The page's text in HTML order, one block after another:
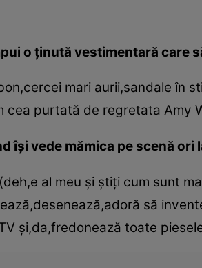
o ţinută vestimentară care
mari aurii,sandale în
cea purtată de regretata Amy
îşi vede mămica pe scenă ori
al meu şi ştiţi cum sunt
să
şi,da,fredonează toate